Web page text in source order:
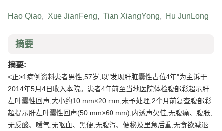
Hao Qiao, Xue JianFeng, Tian XiangYong, Hu JunLong
摘要
摘要:
<正>1病例资料患者男性,57岁,以"发现肝脏囊性占位4年"为主诉于
2014年5月4日收入本院。患者4年前至当地医院体检腹部彩超示肝
左叶囊性回声,大小约10 mm×20 mm,未予处理,2个月前复查腹部彩
超提示肝左叶囊性回声(50 mm×60 mm),内透声欠佳,无腹痛、腹胀,
无反酸、嗳气,无呕血、黑便,无腹泻、便秘及里急后重,无食欲减退